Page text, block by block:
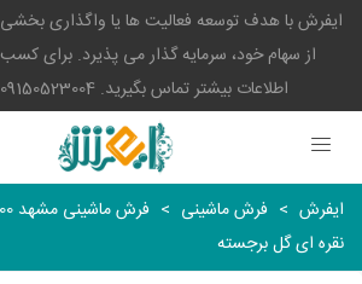
ایفرش با هدف توسعه فعالیت ها یا واگذاری بخشی
از سهام خود، سرمایه گذار می پذیرد. برای کسب
اطلاعات بیشتر تماس بگیرید. 09150523004
ایفرش > فرش ماشینی >
نقره ای گل برجسته